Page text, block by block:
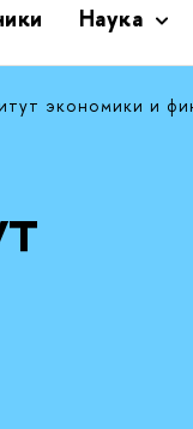
Наука
экономики и